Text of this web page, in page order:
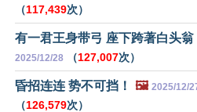
（117,439次）
有一君王身带弓 座下跨著白头翁
2025/12/28 （127,007次）
昏招连连 势不可挡！ 🖼️ 2025/12/
（126,579次）